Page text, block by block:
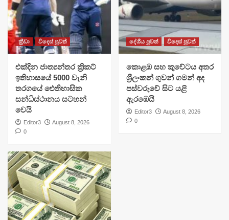
ක්‍රීඩා විදෙස් පුවත්
එක්දින ජාත්‍යන්තර ක්‍රිකට්
ඉතිහාසයේ 5000 වැනි
තරගයේ ඓතිහාසික
සන්ධිස්ථානය සටහන්
වෙයි
Editor3
August 8, 2026
0
දේශීය පුවත් විදෙස් පුවත්
​කොළඹ සහ කුවේටය අතර
ශ්‍රීලංකන් ගුවන් ගමන් අද
පස්වරුවේ සිට යළි
ඇරඹෙයි
Editor3
August 8, 2026
0